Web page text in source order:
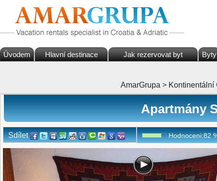
Úvodem Hlavní destinace Jak rezervovat byt Byty
AmarGrupa > Kontinentální
Apartmány
Sdílet Hodnoceni:82